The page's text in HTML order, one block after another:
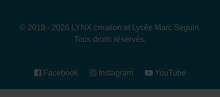
© 2019 - 2026 LYNX creation et Lycée Marc Seguin.
Tous droits réservés.
Facebook Instagram YouTube